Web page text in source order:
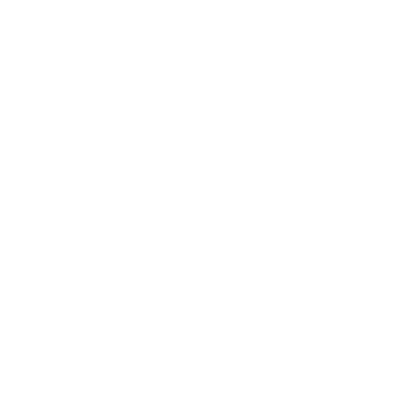
Depressivo Maior
Persistente